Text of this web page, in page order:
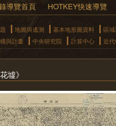
導覽首頁 HOTKEY快速導覽
地圖與遙測 基本地形圖資料
區
與計畫 中央研究院 計算中心 近
墟》